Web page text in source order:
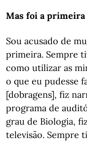
Mas foi a primeira
Sou acusado de
primeira. Sempre
como utilizar as
o que eu pudesse
[dobragens], fiz
programa de
grau de Biologia,
televisão. Sempre